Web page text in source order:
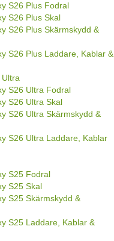
S26 Plus Fodral
S26 Plus Skal
S26 Plus Skärmskydd &
S26 Plus Laddare, Kablar &
Ultra
S26 Ultra Fodral
S26 Ultra Skal
S26 Ultra Skärmskydd &
S26 Ultra Laddare, Kablar
S25 Fodral
S25 Skal
S25 Skärmskydd &
S25 Laddare, Kablar &